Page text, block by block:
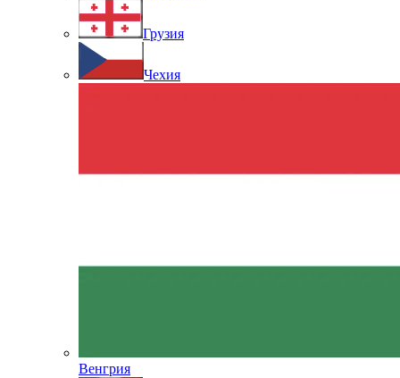
Грузия
Чехия
Венгрия